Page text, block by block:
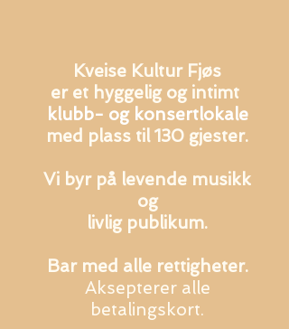
Kveise Kultur Fjøs
er et hyggelig og intimt
klubb- og konsertlokale
med plass til 130 gjester.
Vi byr på levende musikk
og
livlig publikum.
Bar med alle rettigheter.
Aksepterer alle
betalingskort.